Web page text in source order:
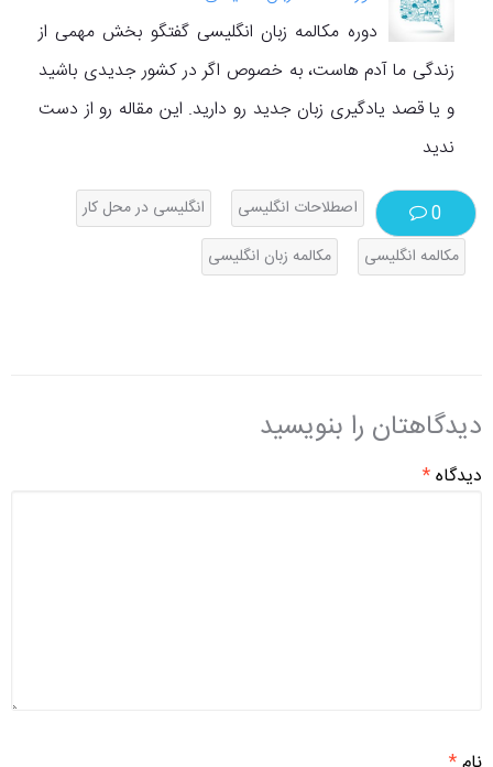
دوره مکالمه زبان انگلیسی گفتگو بخش مهمی از
زندگی ما آدم هاست، به خصوص اگر در کشور جدیدی باشید
و یا قصد یادگیری زبان جدید رو دارید. این مقاله رو از دست
ندید
0 اصطلاحات انگلیسی
انگلیسی در محل کار
مکالمه انگلیسی
مکالمه زبان انگلیسی
دیدگاهتان را بنویسید
دیدگاه*